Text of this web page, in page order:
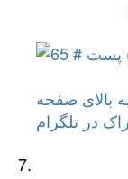
بالای صفحه
در تلگرام